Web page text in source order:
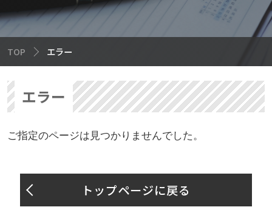
TOP エラー
エラー
ご指定のページは見つかりませんでした。
トップページに戻る